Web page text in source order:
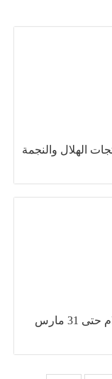
الهلال والنجمة
عروض اسواق الشريف للبلاستيك لعيد الام حتى 31 مارس